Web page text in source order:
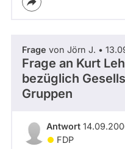
Frage von Jörn J. •
Frage an Kurt
bezüglich
Gruppen
Antwort
FDP